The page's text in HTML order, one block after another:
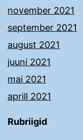
november 2021
september 2021
august 2021
juuni 2021
mai 2021
aprill 2021
Rubriigid